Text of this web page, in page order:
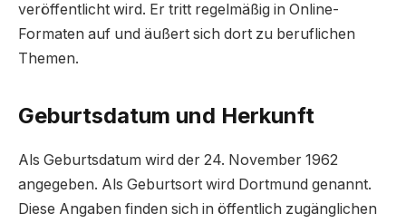
veröffentlicht wird. Er tritt regelmäßig in Online-
Formaten auf und äußert sich dort zu beruflichen
Themen.
Geburtsdatum und Herkunft
Als Geburtsdatum wird der 24. November 1962
angegeben. Als Geburtsort wird Dortmund genannt.
Diese Angaben finden sich in öffentlich zugänglichen